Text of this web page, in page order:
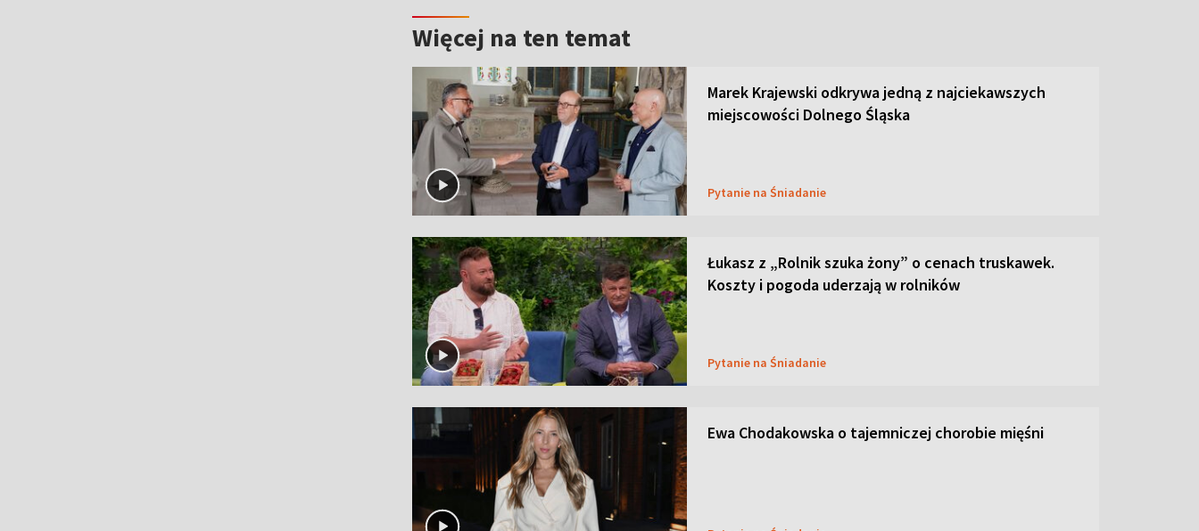
Więcej na ten temat
Marek Krajewski odkrywa jedną z najciekawszych
miejscowości Dolnego Śląska
Pytanie na Śniadanie
Łukasz z „Rolnik szuka żony” o cenach truskawek.
Koszty i pogoda uderzają w rolników
Pytanie na Śniadanie
Ewa Chodakowska o tajemniczej chorobie mięśni